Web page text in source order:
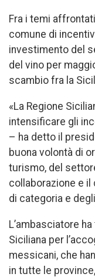
Fra i temi
comune di
investimento del
del vino per
scambio fra la
«La Regione
intensificare gli
– ha detto il
buona volontà di
turismo, del
collaborazione e
di categoria e
L’ambasciatore
Siciliana per
messicani, che
in tutte le